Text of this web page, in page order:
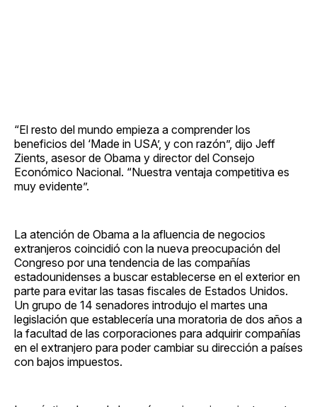
“El resto del mundo empieza a comprender los
beneficios del ‘Made in USA’, y con razón”, dijo Jeff
Zients, asesor de Obama y director del Consejo
Económico Nacional. “Nuestra ventaja competitiva es
muy evidente”.
La atención de Obama a la afluencia de negocios
extranjeros coincidió con la nueva preocupación del
Congreso por una tendencia de las compañías
estadounidenses a buscar establecerse en el exterior en
parte para evitar las tasas fiscales de Estados Unidos.
Un grupo de 14 senadores introdujo el martes una
legislación que establecería una moratoria de dos años a
la facultad de las corporaciones para adquirir compañías
en el extranjero para poder cambiar su dirección a países
con bajos impuestos.